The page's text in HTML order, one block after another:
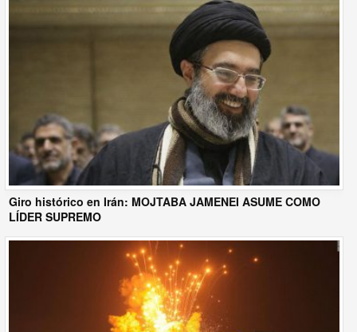
Giro histórico en Irán: MOJTABA JAMENEI ASUME COMO
LÍDER SUPREMO